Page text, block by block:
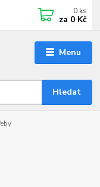
Menu
Hledat
0 ks
za 0 Kč